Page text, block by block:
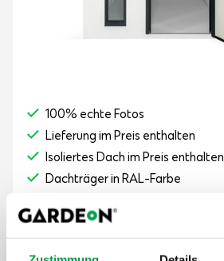
100% echte Fotos
Lieferung im Preis enthalten
Isoliertes Dach im Preis enthalten
Dachträger in RAL-Farbe
Panelstärke 50 mm